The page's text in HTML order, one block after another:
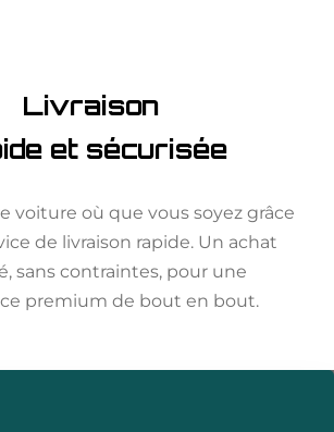
Livraison
et sécurisée
voiture où que vous soyez grâce
de livraison rapide. Un achat
sans contraintes, pour une
premium de bout en bout.